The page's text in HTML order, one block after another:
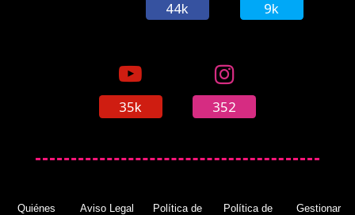
44k 9k
35k 352
Quiénes
Aviso Legal
Política de
Política de
Gestionar